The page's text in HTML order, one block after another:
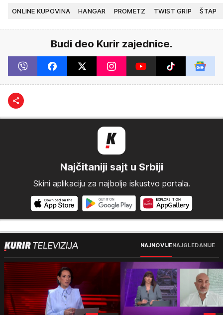
ONLINE KUPOVINA HANGAR PROMETZ TWIST GRIP ŠTAP
Budi deo Kurir zajednice.
Najčitaniji sajt u Srbiji
Skini aplikaciju za najbolje iskustvo portala.
NAJNOVIJENAJGLEDANIJE